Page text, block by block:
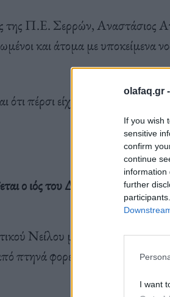
olafaq.gr -
If you wish
sensitive
confirm
continue
information
further
I want
Π.Ε. Σερρών, Αναστάσιος
και άτομα με υποκείμενα
ότι πέρσι είχαν πεθάνει 23
ο ιός του Δυτικού Νείλου
Νείλου μεταδίδεται μέσω
πτηνά φορείς του ιού.